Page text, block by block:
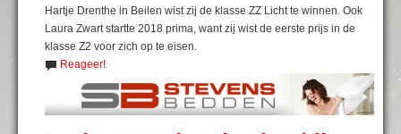
Hartje Drenthe in Beilen wist zij de klasse ZZ Licht te winnen. Ook
Laura Zwart startte 2018 prima, want zij wist de eerste prijs in de
klasse Z2 voor zich op te eisen.
Reageer!